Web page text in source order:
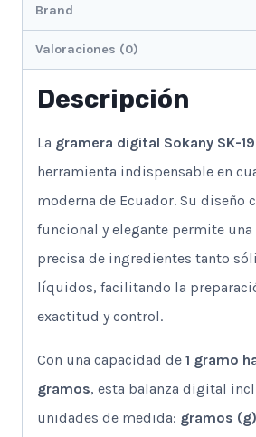
Brand
Valoraciones (0)
Descripción
La gramera digital Sokany SK-
herramienta indispensable en
moderna de Ecuador. Su diseño
funcional y elegante permite
precisa de ingredientes tanto
líquidos, facilitando la
exactitud y control.
Con una capacidad de 1 gramo
gramos, esta balanza digital
unidades de medida: gramos